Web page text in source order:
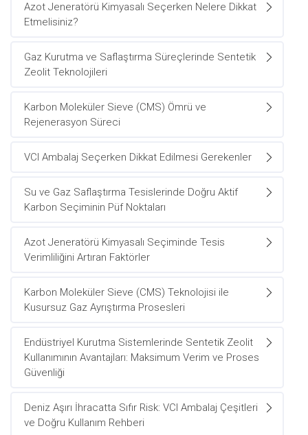
Azot Jeneratörü Kimyasalı Seçerken Nelere Dikkat
Etmelisiniz?
Gaz Kurutma ve Saflaştırma Süreçlerinde Sentetik
Zeolit Teknolojileri
Karbon Moleküler Sieve (CMS) Ömrü ve
Rejenerasyon Süreci
VCI Ambalaj Seçerken Dikkat Edilmesi Gerekenler
Su ve Gaz Saflaştırma Tesislerinde Doğru Aktif
Karbon Seçiminin Püf Noktaları
Azot Jeneratörü Kimyasalı Seçiminde Tesis
Verimliliğini Artıran Faktörler
Karbon Moleküler Sieve (CMS) Teknolojisi ile
Kusursuz Gaz Ayrıştırma Prosesleri
Endüstriyel Kurutma Sistemlerinde Sentetik Zeolit
Kullanımının Avantajları: Maksimum Verim ve Proses
Güvenliği
Deniz Aşırı İhracatta Sıfır Risk: VCI Ambalaj Çeşitleri
ve Doğru Kullanım Rehberi